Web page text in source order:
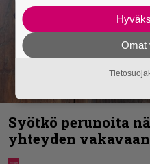
Syötkö perunoita
yhteyden
Omat